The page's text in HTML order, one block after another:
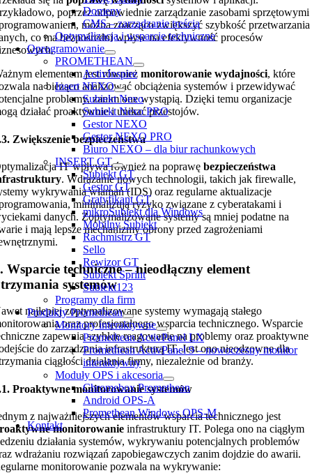
Domeny
CMS – zarządzanie treścią
Optymalizacja i wsparcie techniczne
Oprogramowanie
PROMETHEAN
ActivInspire
Insert NEXO
Subiekt Nexo
Subiekt Nexo PRO
Gestor NEXO
Gestor NEXO PRO
Biuro NEXO – dla biur rachunkowych
INSERT GT
Subiekt GT
Gestor GT
Gratyfikant GT
mikroSubiekt dla Windows
Mobilny Subiekt
Rachmistrz GT
Sello
Rewizor GT
Subiekt Sprint
Subiekt123
Programy dla firm
Produkty Promethean
Monitory interaktywne
Promethean ActivPanel LX
Promethean ActivPanel 9 – nowoczesny monitor
interaktywny
Moduły OPS i akcesoria
Chromebox Promethean
Android OPS-A
Promethean Windows OPS-M
Kontakt
poprzez odpowiednie zarządzanie zasobami sprzętowymi
można znacząco zwiększyć szybkość przetwarzania
co ma bezpośredni wpływ na efektywność procesów
elementem jest równieżmonitorowanie wydajności, które
na bieżąco analizować obciążenia systemów i przewidywać
problemy, zanim one wystąpią. Dzięki temu organizacje
działać proaktywnie i unikać przestojów.
Zwiększenie bezpieczeństwa
IT wpływa również na poprawębezpieczeństwa
. Wdrażanie nowych technologii, takich jak firewalle,
wykrywania włamań (IDS) oraz regularne aktualizacje
minimalizują ryzyko związane z cyberatakami i
danych. Zoptymalizowane systemy są mniej podatne na
i mają lepsze mechanizmy obrony przed zagrożeniami
Wsparcie techniczne – nieodłączny element
systemów
najlepiej zoptymalizowane systemy wymagają stałego
oraz profesjonalnego wsparcia technicznego. Wsparcie
zapewnia szybkie reagowanie na problemy oraz proaktywne
do zarządzania infrastrukturą IT. Jest ono nieodzowne dla
ciągłości działania firmy, niezależnie od branży.
Proaktywne monitorowanie systemów
z najważniejszych elementów wsparcia technicznego jest
monitorowanie infrastruktury IT. Polega ono na ciągłym
działania systemów, wykrywaniu potencjalnych problemów
wdrażaniu rozwiązań zapobiegawczych zanim dojdzie do awarii.
monitorowanie pozwala na wykrywanie: